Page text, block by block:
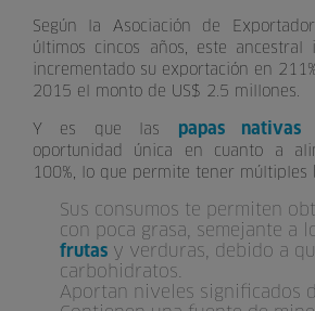
Según la Asociación de
últimos cincos años, este ancestral
incrementado su exportación en
2015 el monto de US$ 2.5 millones.
Y es que las papas nativas
oportunidad única en cuanto a
100%, lo que permite tener múltiples
Sus consumos te permiten
con poca grasa, semejante a
frutasy verduras, debido a
carbohidratos.
Aportan niveles significados